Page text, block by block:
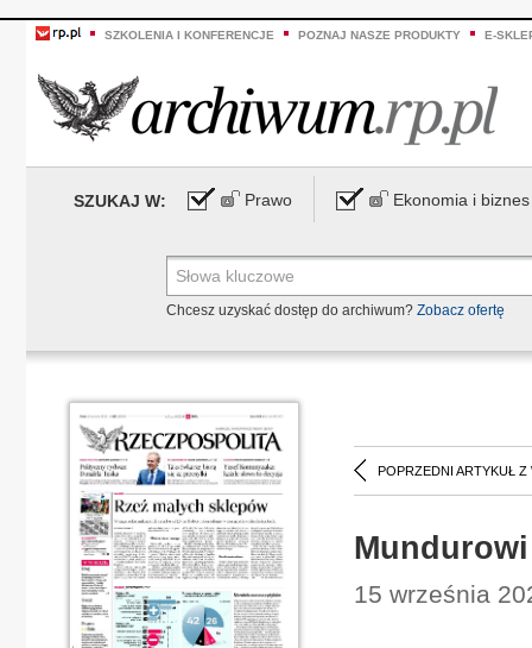
SZKOLENIA I KONFERENCJE POZNAJ NASZE PRODUKTY E-
SZUKAJ W: Prawo Ekonomia i biznes
Chcesz uzyskać dostęp do archiwum? Zobacz ofertę
POPRZEDNI ARTYKUŁ Z
Mundurowi
15 września